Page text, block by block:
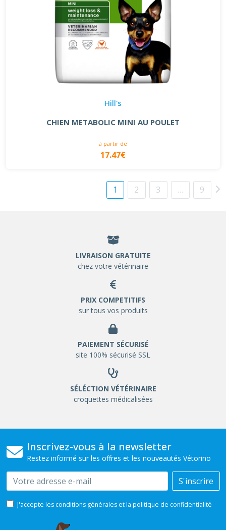
Hill's
CHIEN METABOLIC MINI AU POULET
à partir de
17.47€
1 2 3 … 9
LIVRAISON GRATUITE
chez votre vétérinaire
PRIX COMPETITIFS
sur tous vos produits
PAIEMENT SÉCURISÉ
site 100% sécurisé SSL
SÉLÉCTION VÉTÉRINAIRE
croquettes médicalisées
Inscrivez-vous à la newsletter
Restez informé sur les offres et les nouveautés Vétorino
Email S'inscrire
J'accepte les conditions générales et la politique de confidentialité